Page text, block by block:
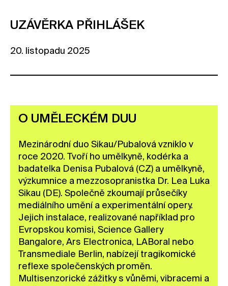
UZÁVĚRKA PŘIHLÁŠEK
20. listopadu 2025
O UMĚLECKÉM DUU
Mezinárodní duo Sikau/Pubalová vzniklo v
roce 2020. Tvoří ho umělkyně, kodérka a
badatelka Denisa Pubalová (CZ) a umělkyně,
výzkumnice a mezzosopranistka Dr. Lea Luka
Sikau (DE). Společně zkoumají průsečíky
mediálního umění a experimentální opery.
Jejich instalace, realizované například pro
Evropskou komisi, Science Gallery
Bangalore, Ars Electronica, LABoral nebo
Transmediale Berlin, nabízejí tragikomické
reflexe společenských proměn.
Multisenzorické zážitky s vůněmi, vibracemi a